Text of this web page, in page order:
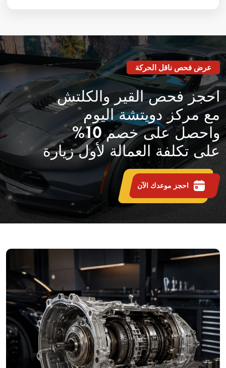
عرض فحص ناقل الحركة
احجز فحص القير والكلتش
مع مركز دويتشة اليوم
واحصل على خصم 10%
على تكلفة العمالة لأول زيارة
احجز موعدك الآن